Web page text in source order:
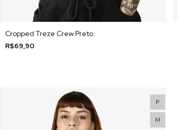
Cropped Treze Crew Preto
R$69,90
P
M